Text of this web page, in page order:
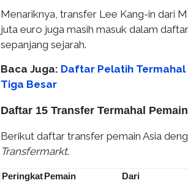
Menariknya, transfer Lee Kang-in dari
juta euro juga masih masuk dalam
sepanjang sejarah.
Baca Juga: Daftar Pelatih Termahal
Tiga Besar
Daftar 15 Transfer Termahal
Berikut daftar transfer pemain Asia
Transfermarkt.
PeringkatPemain Dari